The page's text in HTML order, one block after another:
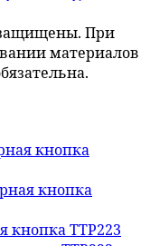
При
материалов
кнопка
кнопка
кнопка TTP223